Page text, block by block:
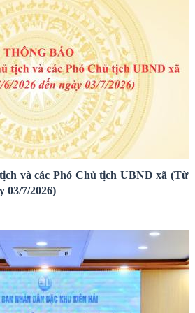
và các Phó Chủ tịch UBND xã (Từ
03/7/2026)